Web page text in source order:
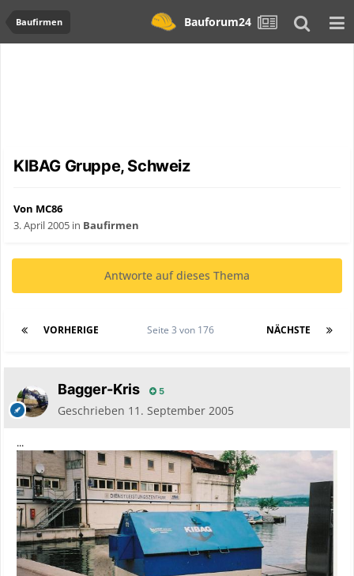
Baufirmen Bauforum24
KIBAG Gruppe, Schweiz
Von MC86
3. April 2005 in Baufirmen
Antworte auf dieses Thema
VORHERIGE NÄCHSTE
Seite 3 von 176
Bagger-Kris 5
Geschrieben 11. September 2005
...